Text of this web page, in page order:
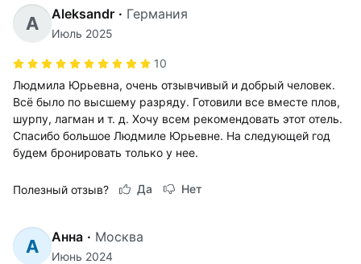
A Aleksandr · Германия
Июль 2025
10
Людмила Юрьевна, очень отзывчивый и добрый человек.
Всё было по высшему разряду. Готовили все вместе плов,
шурпу, лагман и т. д. Хочу всем рекомендовать этот отель.
Спасибо большое Людмиле Юрьевне. На следующей год
будем бронировать только у нее.
Полезный отзыв? Да Нет
А Анна · Москва
Июнь 2024